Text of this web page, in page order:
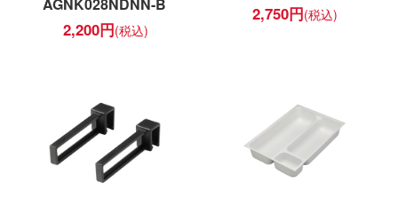
2,200円
2,750円